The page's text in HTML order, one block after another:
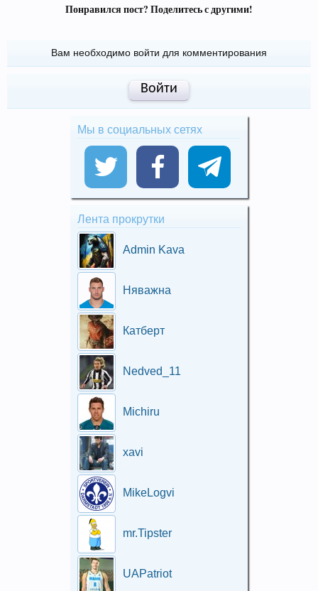
Понравился пост? Поделитесь с другими!
Вам необходимо войти для комментирования
Войти
Мы в социальных сетях
Лента прокрутки
Admin Kava
Няважна
Катберт
Nedved_11
Michiru
xavi
MikeLogvi
mr.Tipster
UAPatriot